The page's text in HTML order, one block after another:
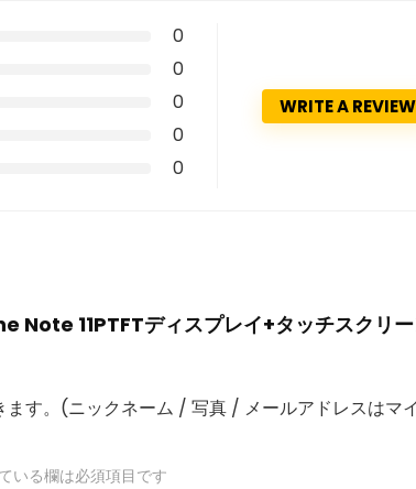
0
0
0
0
0
WRITE A REVIEW
11PTFTディスプレイ+タッチスクリ
す。(ニックネーム / 写真 / メールアドレスはマ
いる欄は必須項目です